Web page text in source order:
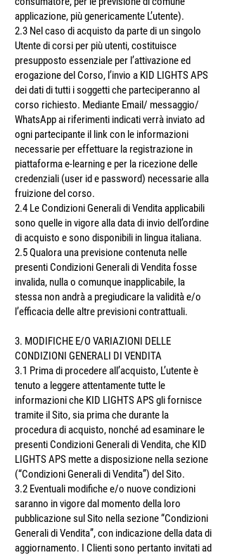
applicazione, più genericamente L’utente).
2.3 Nel caso di acquisto da parte di un singolo
Utente di corsi per più utenti, costituisce
presupposto essenziale per l’attivazione ed
erogazione del Corso, l’invio a KID LIGHTS APS
dei dati di tutti i soggetti che parteciperanno al
corso richiesto. Mediante Email/ messaggio/
WhatsApp ai riferimenti indicati verrà inviato ad
ogni partecipante il link con le informazioni
necessarie per effettuare la registrazione in
piattaforma e-learning e per la ricezione delle
credenziali (user id e password) necessarie alla
fruizione del corso.
2.4 Le Condizioni Generali di Vendita applicabili
sono quelle in vigore alla data di invio dell’ordine
di acquisto e sono disponibili in lingua italiana.
2.5 Qualora una previsione contenuta nelle
presenti Condizioni Generali di Vendita fosse
invalida, nulla o comunque inapplicabile, la
stessa non andrà̀ a pregiudicare la validità̀ e/o
l’efficacia delle altre previsioni contrattuali.
3. MODIFICHE E/O VARIAZIONI DELLE
CONDIZIONI GENERALI DI VENDITA
3.1 Prima di procedere all’acquisto, L’utente è
tenuto a leggere attentamente tutte le
informazioni che KID LIGHTS APS gli fornisce
tramite il Sito, sia prima che durante la
procedura di acquisto, nonché ad esaminare le
presenti Condizioni Generali di Vendita, che KID
LIGHTS APS mette a disposizione nella sezione
(“Condizioni Generali di Vendita”) del Sito.
3.2 Eventuali modifiche e/o nuove condizioni
saranno in vigore dal momento della loro
pubblicazione sul Sito nella sezione “Condizioni
Generali di Vendita”, con indicazione della data di
aggiornamento. I Clienti sono pertanto invitati ad